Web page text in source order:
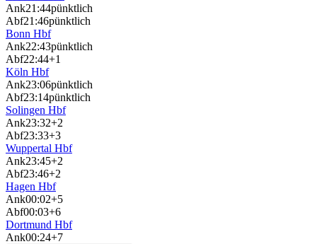
Ank21:44pünktlich
Abf21:46pünktlich
Bonn Hbf
Ank22:43pünktlich
Abf22:44+1
Köln Hbf
Ank23:06pünktlich
Abf23:14pünktlich
Solingen Hbf
Ank23:32+2
Abf23:33+3
Wuppertal Hbf
Ank23:45+2
Abf23:46+2
Hagen Hbf
Ank00:02+5
Abf00:03+6
Dortmund Hbf
Ank00:24+7